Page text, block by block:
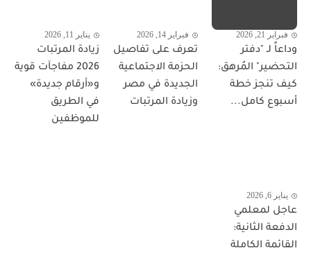
فبراير 21, 2026
وداعاً لـ "دفتر
التحضير" المُرهق:
كيف تنجز خطة
أسبوع كامل...
فبراير 14, 2026
تعرف على تفاصيل
الحزمة الاجتماعية
الجديدة في مصر
وزيادة المرتبات
يناير 11, 2026
زيادة المرتبات
2026 مفاجآت قوية
و«أرقام جديدة»
في الطريق
للموظفين
يناير 6, 2026
عاجل لمعلمي
الدفعة الثانية:
القائمة الكاملة